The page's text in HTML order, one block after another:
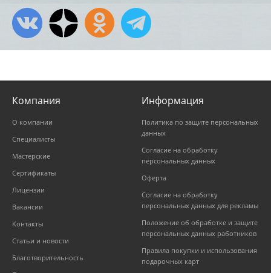
Компания
О компании
Специалисты
Мастерские
Сертификаты
Лицензии
Вакансии
Контакты
Статьи и новости
Благотворительность
Информация
Политика по защите персональных
данных
Согласие на обработку
персональных данных
Оферта
Согласие на обработку
персональных данных для рекламы
Положение об обработке и защите
персональных данных работников
Правила покупки и использования
подарочных карт